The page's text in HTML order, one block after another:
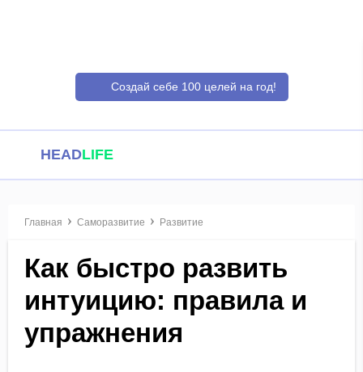
Создай себе 100 целей на год!
HEADLIFE
Главная Саморазвитие Развитие
Как быстро развить
интуицию: правила и
упражнения